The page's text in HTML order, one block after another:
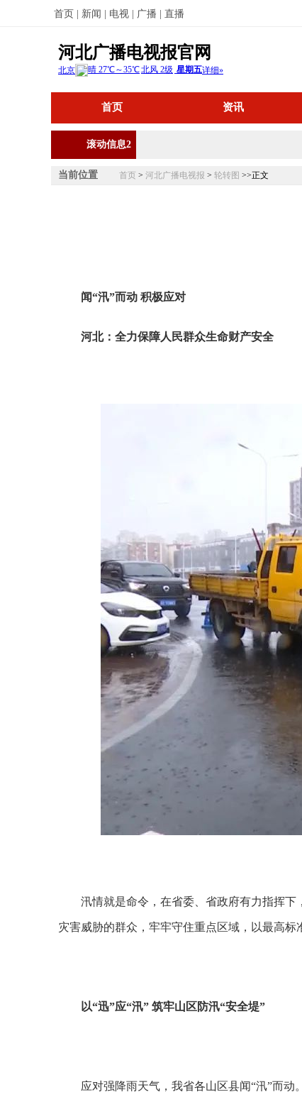
首页 | 新闻 | 电视 | 广播 | 直播
河北广播电视报官网
首页 资讯
滚动信息2
当前位置 首页 > 河北广播电视报 > 轮转图 >>正文
闻“汛”而动 积极应对
河北：全力保障人民群众生命财产安全
汛情就是命令，在省委、省政府有力指挥
灾害威胁的群众，牢牢守住重点区域，以最高标
以“迅”应“汛” 筑牢山区防汛“安全堤”
应对强降雨天气，我省各山区县闻“汛”而